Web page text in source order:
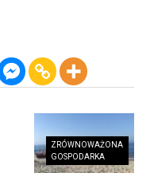
ZRÓWNOWAŻONA
GOSPODARKA